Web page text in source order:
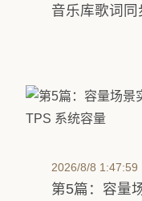
音乐库歌词同
2026/8/8 1:47:59
第5篇：容量